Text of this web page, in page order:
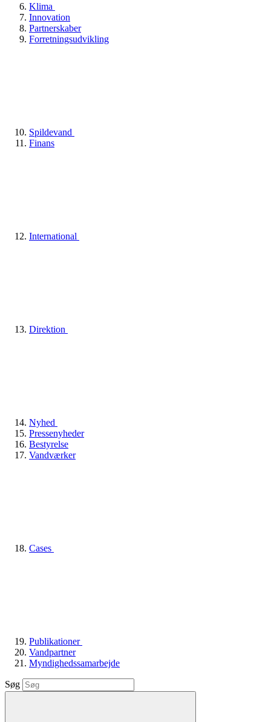
Klima
Innovation
Partnerskaber
Forretningsudvikling
Spildevand
Finans
International
Direktion
Nyhed
Pressenyheder
Bestyrelse
Vandværker
Cases
Publikationer
Vandpartner
Myndighedssamarbejde
Søg